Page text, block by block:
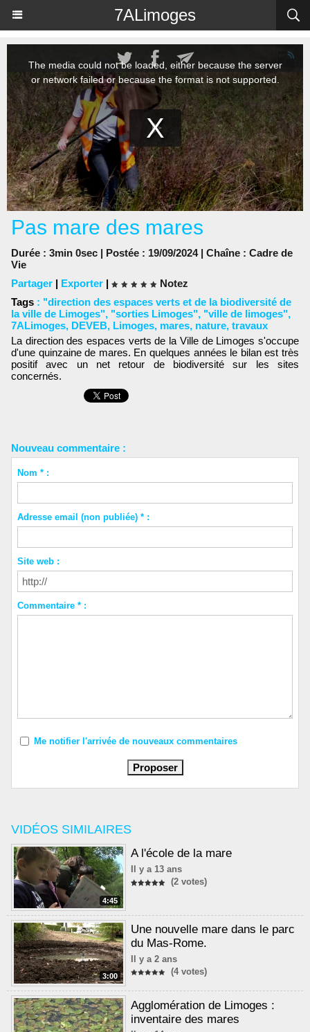
7ALimoges
VIDÉOS SIMILAIRES
4:45
A l'école de la mare
Il y a 13 ans
(2 votes)
3:00
Une nouvelle mare dans le parc
du Mas-Rome.
Il y a 2 ans
(4 votes)
Agglomération de Limoges :
inventaire des mares
Pas mare des mares
Durée : 3min 0sec | Postée : 19/09/2024 | Chaîne : Cadre de
Vie
Partager | Exporter |
Notez
Tags : "direction des espaces verts et de la biodiversité de
la ville de Limoges", "sorties Limoges", "ville de limoges",
7ALimoges, DEVEB, Limoges, mares, nature, travaux
La direction des espaces verts de la Ville de Limoges s'occupe
d'une quinzaine de mares. En quelques années le bilan est très
positif avec un net retour de biodiversité sur les sites
concernés.
Nouveau commentaire :
Nom * :
Adresse email (non publiée) * :
Site web :
Commentaire * :
Me notifier l'arrivée de nouveaux commentaires